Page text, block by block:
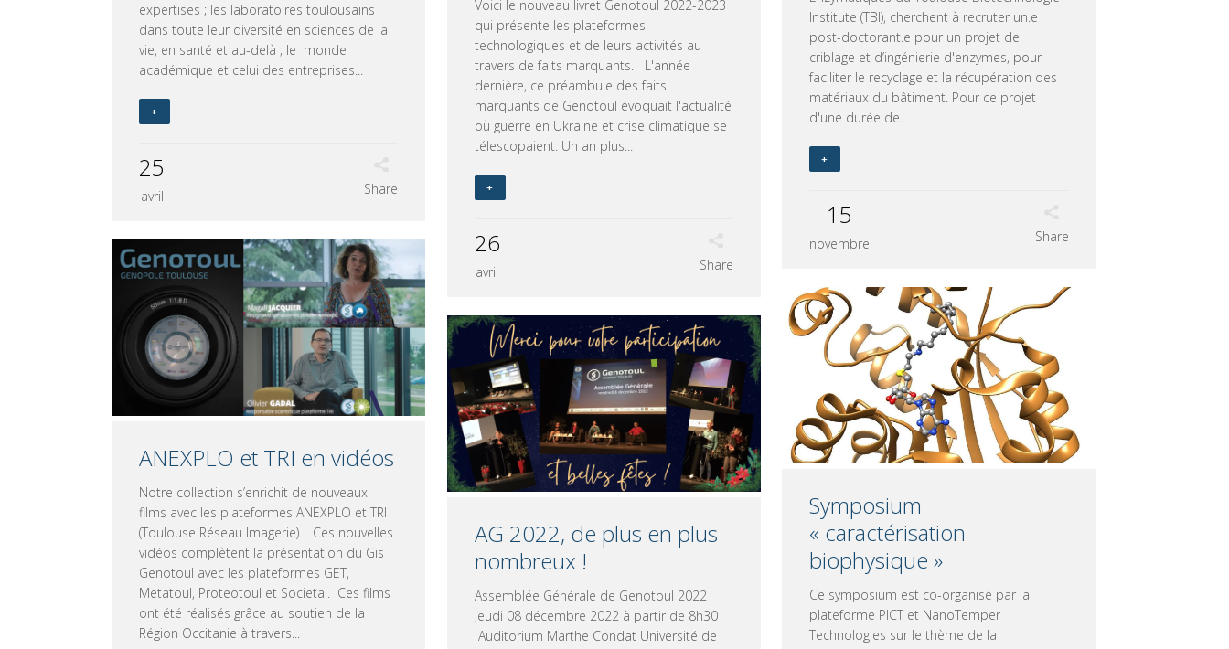
expertises ; les laboratoires toulousains
dans toute leur diversité en sciences de la
vie, en santé et au-delà ; le monde
académique et celui des entreprises...
+
25
avril Share
Institute (TBI), cherchent à recruter un.e
post-doctorant.e pour un projet de
criblage et d’ingénierie d'enzymes, pour
faciliter le recyclage et la récupération des
matériaux du bâtiment. Pour ce projet
d'une durée de...
+
15
novembre Share
Voici le nouveau livret Genotoul 2022-2023
qui présente les plateformes
technologiques et de leurs activités au
travers de faits marquants. L'année
dernière, ce préambule des faits
marquants de Genotoul évoquait l'actualité
où guerre en Ukraine et crise climatique se
télescopaient. Un an plus...
+
26
avril Share
ANEXPLO et TRI en vidéos
Notre collection s’enrichit de nouveaux
films avec les plateformes ANEXPLO et TRI
(Toulouse Réseau Imagerie). Ces nouvelles
vidéos complètent la présentation du Gis
Genotoul avec les plateformes GET,
Metatoul, Proteotoul et Societal. Ces films
ont été réalisés grâce au soutien de la
Région Occitanie à travers...
Symposium
« caractérisation
biophysique »
Ce symposium est co-organisé par la
plateforme PICT et NanoTemper
Technologies sur le thème de la
AG 2022, de plus en plus
nombreux !
Assemblée Générale de Genotoul 2022
Jeudi 08 décembre 2022 à partir de 8h30
Auditorium Marthe Condat Université de